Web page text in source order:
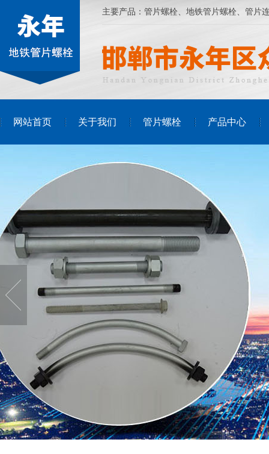
主要产品： 管片螺栓、 地铁管片螺栓、管片
网站首页 关于我们 管片螺栓 产品中心